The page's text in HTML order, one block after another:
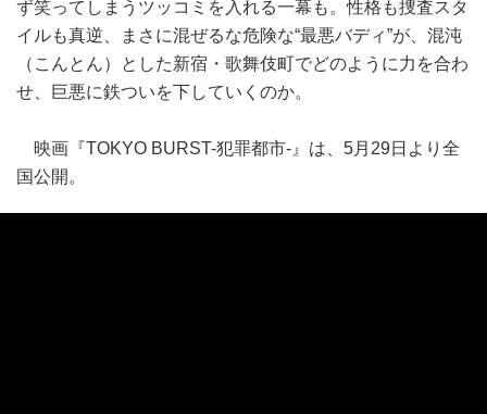
ず笑ってしまうツッコミを入れる一幕も。性格も捜査スタ
イルも真逆、まさに混ぜるな危険な“最悪バディ”が、混沌
（こんとん）とした新宿・歌舞伎町でどのように力を合わ
せ、巨悪に鉄ついを下していくのか。
映画『TOKYO BURST-犯罪都市-』は、5月29日より全
国公開。